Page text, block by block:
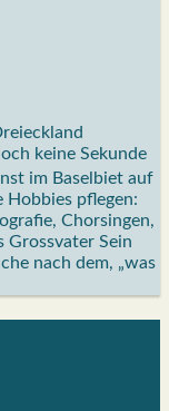
keine Sekunde
im Baselbiet auf
Hobbies pflegen:
Chorsingen,
Grossvater Sein
nach dem, „was